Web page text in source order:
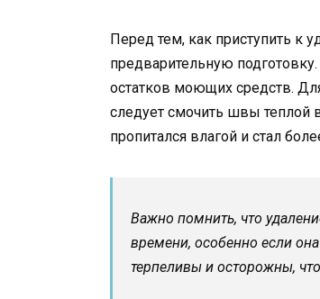
Перед тем, как приступить к
предварительную
остатков моющих средств.
следует смочить швы теплой
пропитался влагой и стал
Важно помнить, что
времени, особенно если
терпеливы и осторожны,